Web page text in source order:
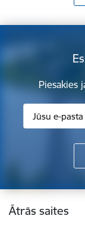
Piesakies
Kājene
Ātrās saites